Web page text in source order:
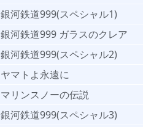
銀河鉄道999(スペシャル1)
銀河鉄道999 ガラスのクレア
銀河鉄道999(スペシャル2)
ヤマトよ永遠に
マリンスノーの伝説
銀河鉄道999(スペシャル3)